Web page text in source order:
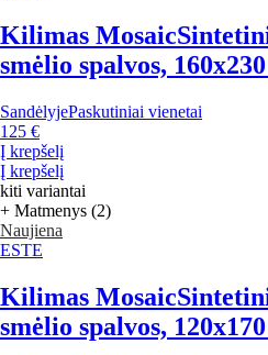
Kilimas Mosaic
smėlio spalvos,
SandėlyjePaskutiniai vienetai
125 €
Į krepšelį
Į krepšelį
kiti variantai
+ Matmenys (2)
Naujiena
ESTE
Kilimas Mosaic
smėlio spalvos,